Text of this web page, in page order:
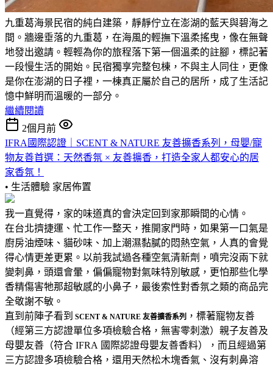
九重葛海景民宿的純白建築，靜靜佇立在澎湖的藍天與碧海之
間。牆邊垂落的九重葛，在海風的輕撫下溫柔搖曳，像在無聲
地發出邀請。輕輕為你的旅程落下第一個溫柔的註腳，標記著
一段慢生活的開始。民宿獨享完整包棟，不與主人同住，更像
是你在澎湖的日子裡，一棟真正屬於自己的居所，成了生活記
憶中鮮明而溫暖的一部分。
繼續閱讀
2個月前
IFRA國際認證｜SCENT & NATURE 友善擴香系列，母嬰/寵
物友善首選：天然香氛 × 友善擴香，打造全家人都安心的居
家香氛！
• 生活體驗 家居佈置
我一直覺得，家的味道真的會決定回到家那瞬間的心情。
在台北擠捷運、忙工作一整天，推開家門時，如果第一口氣是
廚房油煙味、貓砂味、加上潮濕黏膩的悶熱空氣，人真的會覺
得心情更差更累。以前我試過各種空氣清新劑，噴完沒兩下就
變刺鼻，頭還會暈，偏偏寵物對氣味特別敏感，更怕那些化學
香精傷害牠那超敏感的小鼻子，最後索性對香氛之類的商品完
全敬謝不敏。
直到前陣子看到 SCENT & NATURE 友善擴香系列 ，標著寵物友善
（經第三方認證單位多項檢驗合格，無害零刺激）親子友善及
母嬰友善（符合 IFRA 國際認證母嬰友善香料），而且經過第
三方認證多項檢驗合格，還用天然松木塊香氣、沒有刺鼻溶